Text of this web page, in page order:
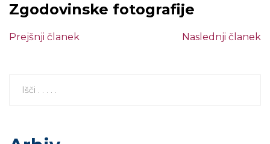
Zgodovinske fotografije
Prejšnji članek Naslednji članek